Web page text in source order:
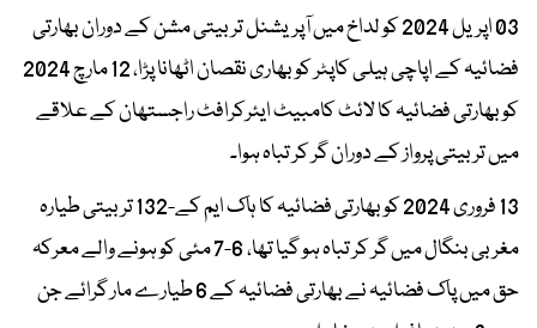
03 اپریل 2024 کو لداخ میں آپریشنل تربیتی مشن کے دوران بھارتی
فضائیہ کے اپاچی ہیلی کاپٹر کو بھاری نقصان اٹھانا پڑا، 12 مارچ 2024
کو بھارتی فضائیہ کا لائٹ کامبیٹ ایئرکرافٹ راجستھان کے علاقے
میں تربیتی پرواز کے دوران گر کر تباہ ہوا۔
13 فروری 2024 کو بھارتی فضائیہ کا ہاک ایم کے-132 تربیتی طیارہ
مغربی بنگال میں گر کر تباہ ہو گیا تھا، 6-7 مئی کو ہونے والے معرکہ
حق میں پاک فضائیہ نے بھارتی فضائیہ کے 6 طیارے مار گرائے جن